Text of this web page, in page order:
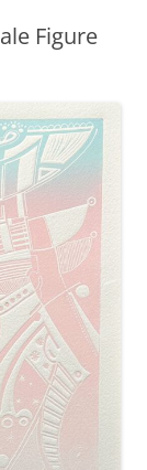
Figure